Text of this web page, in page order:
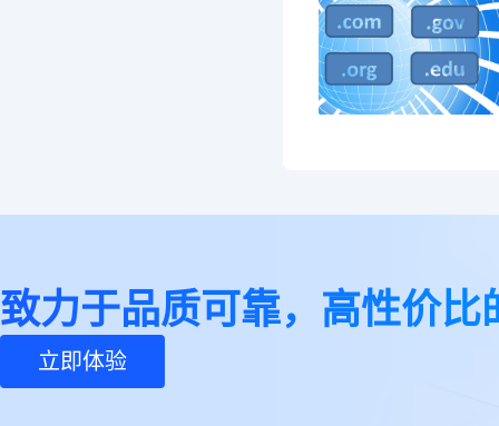
致力于品质可靠，高性价比
立即体验